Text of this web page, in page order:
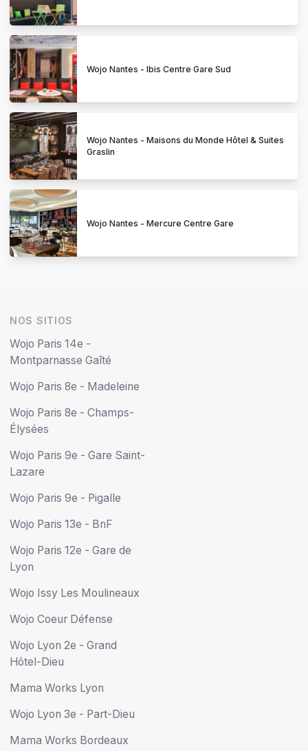
Wojo Nantes - Ibis Centre Gare Sud
Wojo Nantes - Maisons du Monde Hôtel & Suites
Graslin
Wojo Nantes - Mercure Centre Gare
NOS SITIOS
Wojo Paris 14e -
Montparnasse Gaîté
Wojo Paris 8e - Madeleine
Wojo Paris 8e - Champs-
Élysées
Wojo Paris 9e - Gare Saint-
Lazare
Wojo Paris 9e - Pigalle
Wojo Paris 13e - BnF
Wojo Paris 12e - Gare de
Lyon
Wojo Issy Les Moulineaux
Wojo Coeur Défense
Wojo Lyon 2e - Grand
Hôtel-Dieu
Mama Works Lyon
Wojo Lyon 3e - Part-Dieu
Mama Works Bordeaux